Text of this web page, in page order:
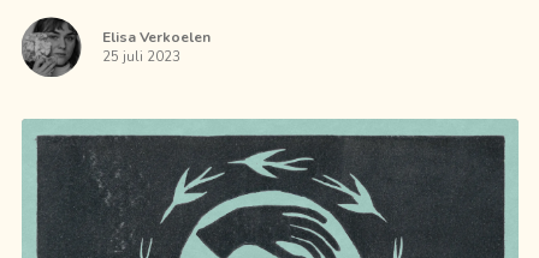
Elisa Verkoelen
25 juli 2023